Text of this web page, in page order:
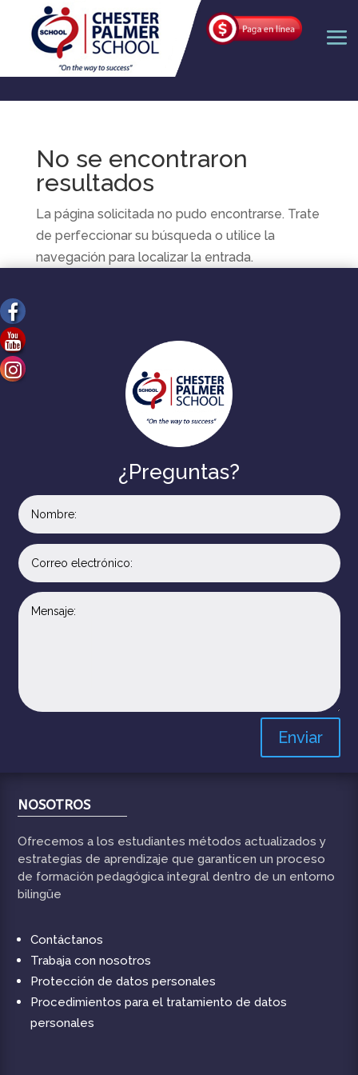
No se encontraron
resultados
La página solicitada no pudo encontrarse. Trate
de perfeccionar su búsqueda o utilice la
navegación para localizar la entrada.
¿Preguntas?
Enviar
NOSOTROS
Ofrecemos a los estudiantes métodos actualizados y
estrategias de aprendizaje que garanticen un proceso
de formación pedagógica integral dentro de un entorno
bilingüe
Contáctanos
Trabaja con nosotros
Protección de datos personales
Procedimientos para el tratamiento de datos
personales